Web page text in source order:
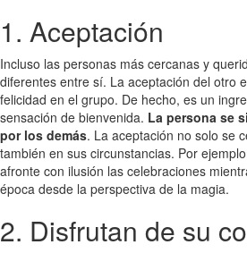
1. Aceptación
Incluso las personas más cercanas y
diferentes entre sí. La aceptación del otro
felicidad en el grupo. De hecho, es un
sensación de bienvenida. La persona se
por los demás. La aceptación no solo se
también en sus circunstancias. Por
afronte con ilusión las celebraciones
época desde la perspectiva de la magia.
2. Disfrutan de su